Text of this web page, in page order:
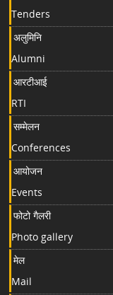
Tenders
अलुमिनि
Alumni
आरटीआई
RTI
सम्मेलन
Conferences
आयोजन
Events
फोटो गैलरी
Photo gallery
मेल
Mail